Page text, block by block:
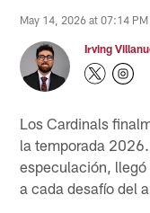
May 14, 2026 at 07:14 PM
Irving
Los Cardinals
la temporada
especulación,
a cada desafío del